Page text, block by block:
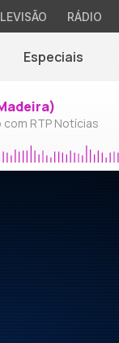
RÁDIO
Especiais
RTP Notícias